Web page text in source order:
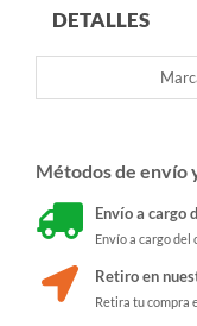
DETALLES
Métodos de envío
Envío a cargo
Envío a cargo del
Retiro en
Retira tu compra